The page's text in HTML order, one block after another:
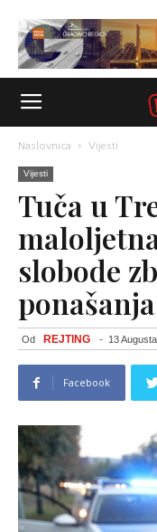
Naslovnica Vijesti
Vijesti
Tuča u
slobode
ponašanja
Od REJTING - 13
Facebook